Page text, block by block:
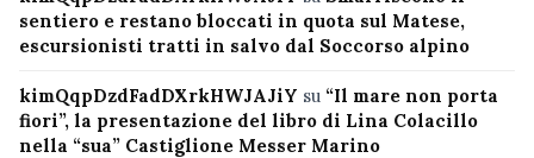
sentiero e restano bloccati in quota sul Matese,
escursionisti tratti in salvo dal Soccorso alpino
kimQqpDzdFadDXrkHWJAJiY su “Il mare non porta
fiori”, la presentazione del libro di Lina Colacillo
nella “sua” Castiglione Messer Marino